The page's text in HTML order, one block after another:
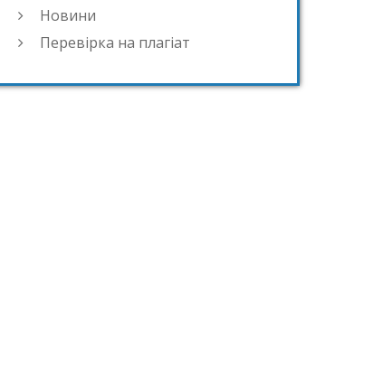
Новини
Перевірка на плагіат